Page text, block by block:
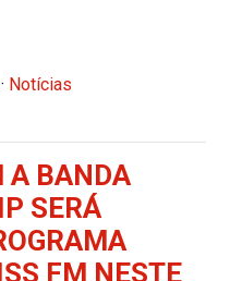
· Notícias
A BANDA
SERÁ
FM NESTE